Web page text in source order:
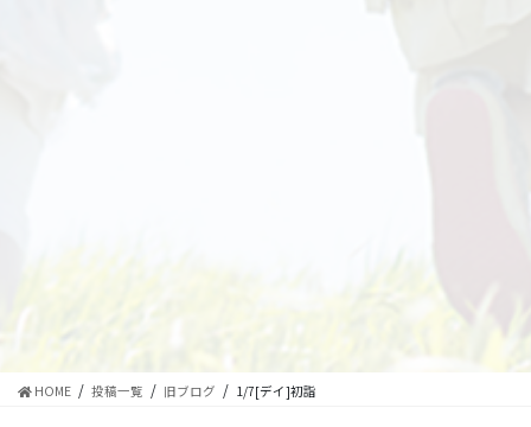
HOME 投稿一覧 旧ブログ 1/7[デイ]初詣